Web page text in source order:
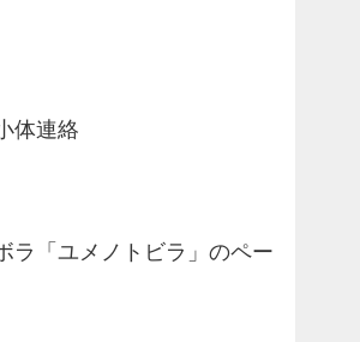
体連絡
ラ「ユメノトビラ」のペー